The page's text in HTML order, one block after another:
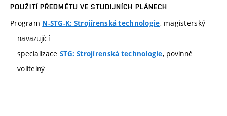
POUŽITÍ PŘEDMĚTU VE STUDIJNÍCH PLÁNECH
Program N-STG-K: Strojírenská technologie, magisterský
navazující
specializace STG: Strojírenská technologie, povinně
volitelný